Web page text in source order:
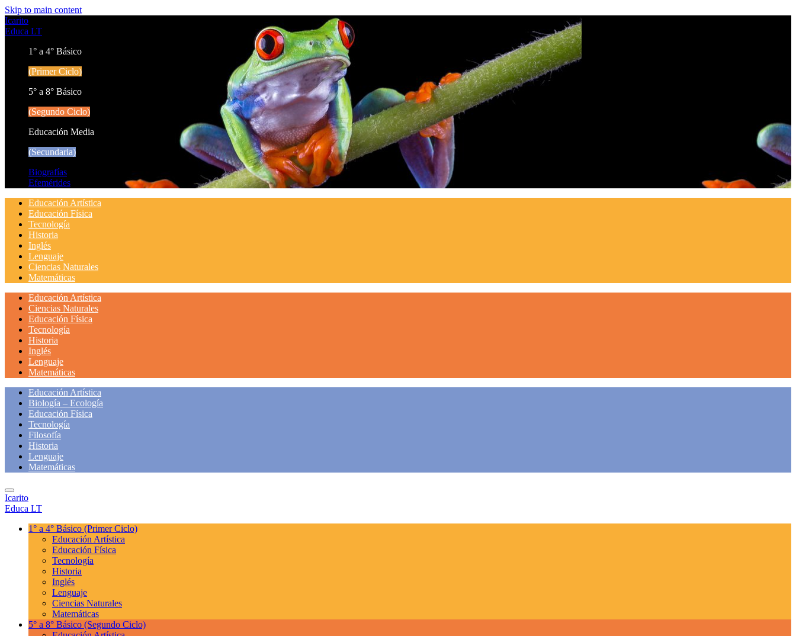
Skip to main content
Icarito
Educa LT
1° a 4° Básico
(Primer Ciclo)
5° a 8° Básico
(Segundo Ciclo)
Educación Media
(Secundaria)
Biografías
Efemérides
Educación Artística
Educación Física
Tecnología
Historia
Inglés
Lenguaje
Ciencias Naturales
Matemáticas
Educación Artística
Ciencias Naturales
Educación Física
Tecnología
Historia
Inglés
Lenguaje
Matemáticas
Educación Artística
Biología – Ecología
Educación Física
Tecnología
Filosofía
Historia
Lenguaje
Matemáticas
Icarito
Educa LT
1° a 4° Básico (Primer Ciclo)
Educación Artística
Educación Física
Tecnología
Historia
Inglés
Lenguaje
Ciencias Naturales
Matemáticas
5° a 8° Básico (Segundo Ciclo)